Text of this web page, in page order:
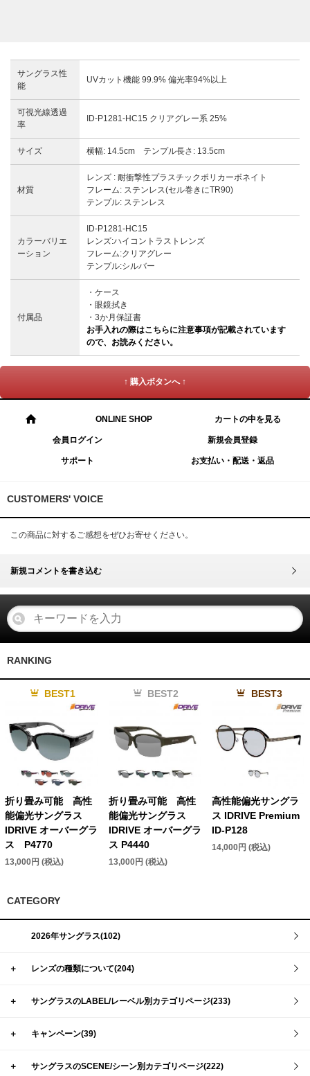
サングラス性
能
UVカット機能 99.9% 偏光率94%以上
可視光線透過
率
ID-P1281-HC15 クリアグレー系 25%
サイズ 横幅: 14.5cm テンプル長さ: 13.5cm
材質
レンズ : 耐衝撃性プラスチックポリカーボネイト
フレーム: ステンレス(セル巻きにTR90)
テンプル: ステンレス
カラーバリエ
ーション
ID-P1281-HC15
レンズ:ハイコントラストレンズ
フレーム:クリアグレー
テンプル:シルバー
付属品
・ケース
・眼鏡拭き
・3か月保証書
お手入れの際はこちらに注意事項が記載されています
ので、お読みください。
↑ 購入ボタンへ ↑
ONLINE SHOP カートの中を見る
会員ログイン 新規会員登録
サポート お支払い・配送・返品
CUSTOMERS' VOICE
この商品に対するご感想をぜひお寄せください。
新規コメントを書き込む
RANKING
BEST1
折り畳み可能 高性
能偏光サングラス
IDRIVE オーバーグラ
ス P4770
13,000円 (税込)
BEST2
折り畳み可能 高性
能偏光サングラス
IDRIVE オーバーグラ
ス P4440
13,000円 (税込)
BEST3
高性能偏光サングラ
ス IDRIVE Premium
ID-P128
14,000円 (税込)
CATEGORY
2026年サングラス(102)
＋ レンズの種類について(204)
＋ サングラスのLABEL/レーベル別カテゴリページ(233)
＋ キャンペーン(39)
＋ サングラスのSCENE/シーン別カテゴリページ(222)